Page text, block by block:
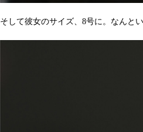
そして彼女のサイズ、8号に。なんと